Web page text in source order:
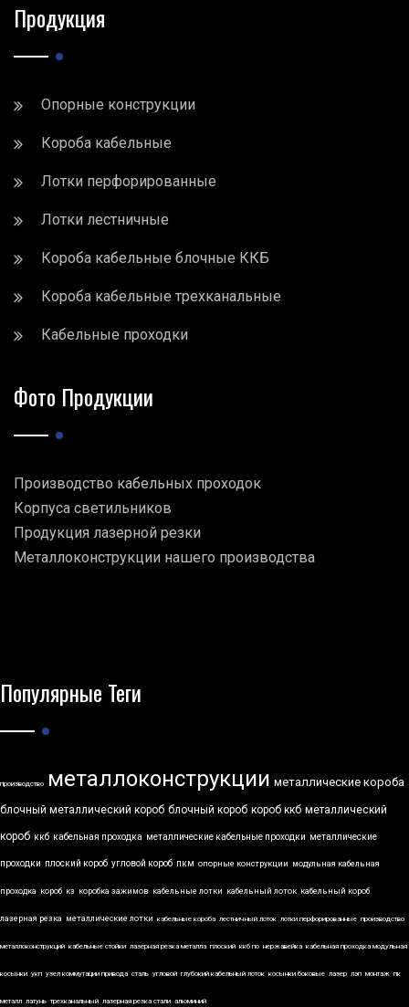
Продукция
Опорные конструкции
Короба кабельные
Лотки перфорированные
Лотки лестничные
Короба кабельные блочные ККБ
Короба кабельные трехканальные
Кабельные проходки
Фото Продукции
Производство кабельных проходок
Корпуса светильников
Продукция лазерной резки
Металлоконструкции нашего производства
Популярные Теги
производство металлоконструкции металлические короба
блочный металлический короб блочный короб короб ккб металлический
короб ккб кабельная проходка металлические кабельные проходки металлические
проходки плоский короб угловой короб пкм опорные конструкции модульная кабельная
проходка короб кз коробка зажимов кабельные лотки кабельный лоток кабельный короб
лазерная резка металлические лотки кабельные короба лестничный лоток лотки перфорированные производство
металлоконструкций кабельные стойки лазерная резка металла плоский ккб по нержавейка кабельная проходка модульная
косынки укп узел коммутации привода сталь угловой глубокий кабельный лоток косынки боковые лазер лэп монтаж пк
металл латунь трехканальный лазерная резка стали алюминий